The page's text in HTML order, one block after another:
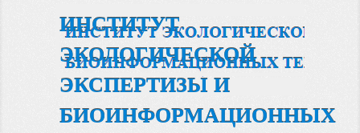
ИНСТИТУТ
ЭКОЛОГИЧЕСКОЙ
ЭКСПЕРТИЗЫ И
БИОИНФОРМАЦИОННЫХ